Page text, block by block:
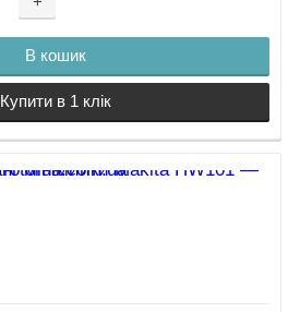
В кошик
Купити в 1 клік